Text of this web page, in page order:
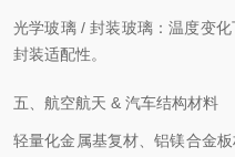
光学玻璃 / 封装玻璃：温度变化
封装适配性。
五、航空航天 & 汽车结构材料
轻量化金属基复材、铝镁合金